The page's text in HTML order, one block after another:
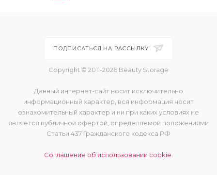
ПОДПИСАТЬСЯ НА РАССЫЛКУ
Copyright © 2011-2026 Beauty Storage
Данный интернет-сайт носит исключительно
информационный характер, вся информация носит
ознакомительный характер и ни при каких условиях не
является публичной офертой, определяемой положениями
Статьи 437 Гражданского кодекса РФ
Соглашение об использовании cookie.